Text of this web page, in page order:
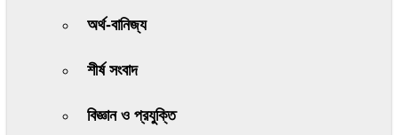
অর্থ-বানিজ্য
শীর্ষ সংবাদ
বিজ্ঞান ও প্রযুক্তি